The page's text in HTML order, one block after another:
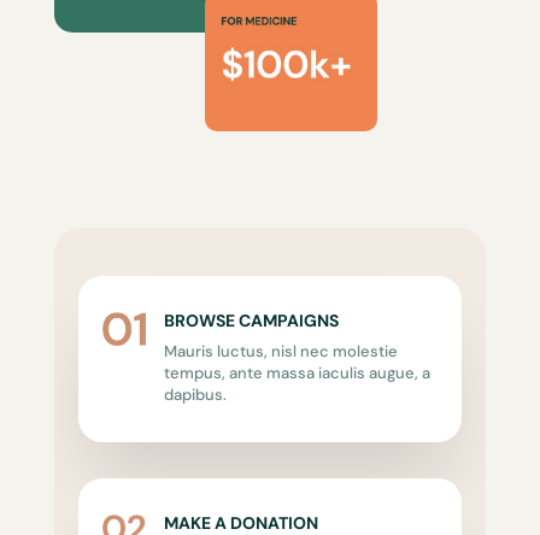
BROWSE CAMPAIGNS
Mauris luctus, nisl nec molestie
tempus, ante massa iaculis augue, a
dapibus.
MAKE A DONATION